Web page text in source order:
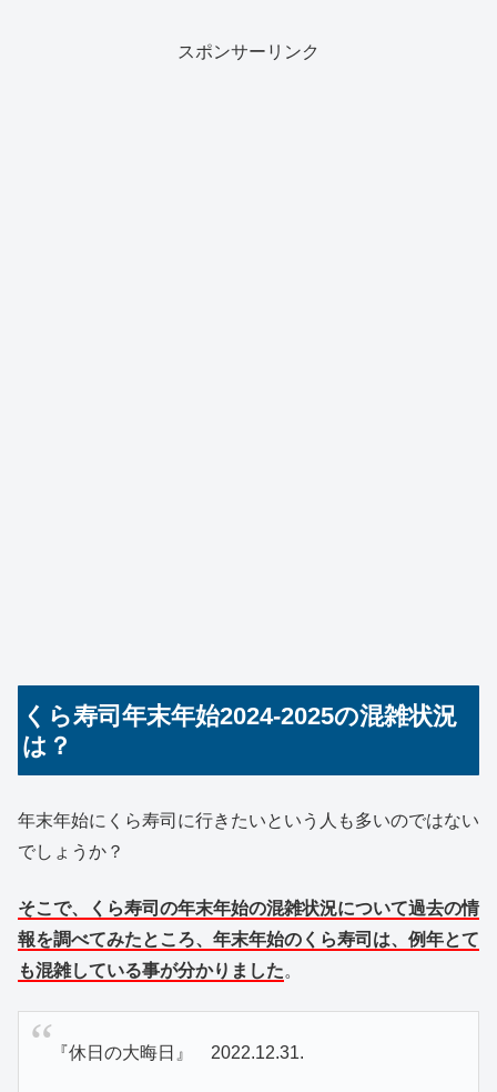
スポンサーリンク
くら寿司年末年始2024-2025の混雑状況
は？
年末年始にくら寿司に行きたいという人も多いのではない
でしょうか？
そこで、くら寿司の年末年始の混雑状況について過去の情
報を調べてみたところ、年末年始のくら寿司は、例年とて
も混雑している事が分かりました。
『休日の大晦日』 2022.12.31.